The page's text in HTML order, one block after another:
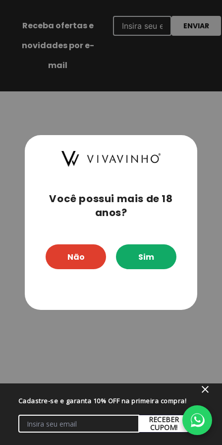
Você possui mais de 18
anos?
Não Sim
Receba ofertas e
novidades por e-
mail
ENVIAR
Cadastre-se e garanta 10% OFF na primeira compra!
RECEBER
CUPOM!